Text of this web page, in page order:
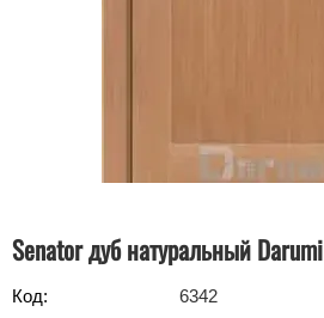
Senator дуб натуральный Darumi
Код:
6342